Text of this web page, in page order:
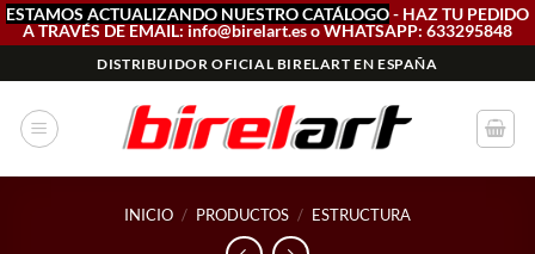
ESTAMOS ACTUALIZANDO NUESTRO CATÁLOGO- HAZ TU PEDIDO
A TRAVÉS DE EMAIL: info@birelart.es o WHATSAPP: 633295848
al
contenido
DISTRIBUIDOR OFICIAL BIRELART EN ESPAÑA
INICIO / PRODUCTOS / ESTRUCTURA